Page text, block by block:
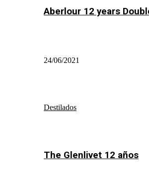
Aberlour 12 years
24/06/2021
Destilados
The Glenlivet 12 años